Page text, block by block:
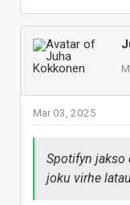
Mar 03, 2025
Spotifyn jakso
joku virhe